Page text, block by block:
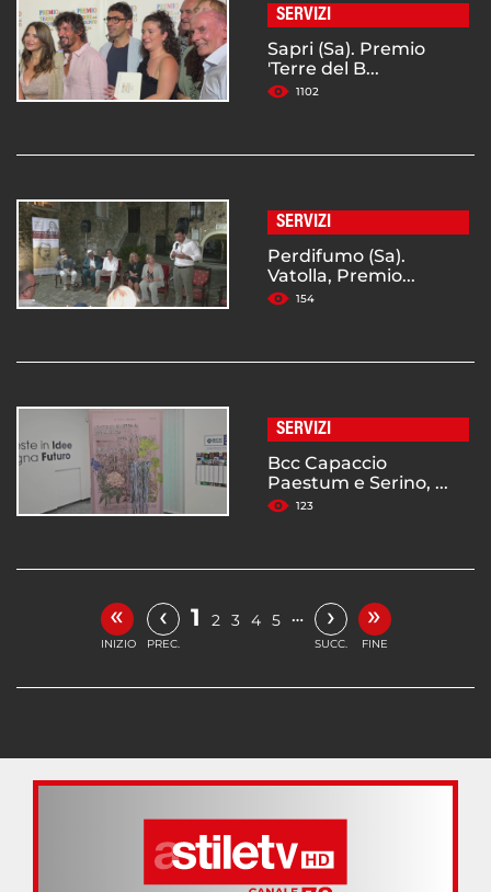
SERVIZI
Sapri (Sa). Premio
'Terre del B...
1102
SERVIZI
Perdifumo (Sa).
Vatolla, Premio...
154
SERVIZI
Bcc Capaccio
Paestum e Serino, ...
123
«
INIZIO
‹
PREC.
1 2 3 4 5 … ›
SUCC.
»
FINE